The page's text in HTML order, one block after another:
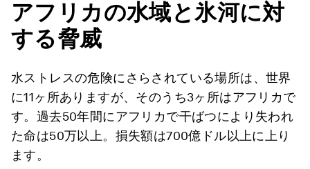
アフリカの水域と氷河に対
する脅威
水ストレスの危険にさらされている場所は、世界
に11ヶ所ありますが、そのうち3ヶ所はアフリカで
す。過去50年間にアフリカで干ばつにより失われ
た命は50万以上。損失額は700億ドル以上に上り
ます。